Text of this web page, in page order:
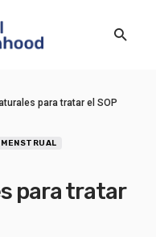
para tratar el SOP
para tratar